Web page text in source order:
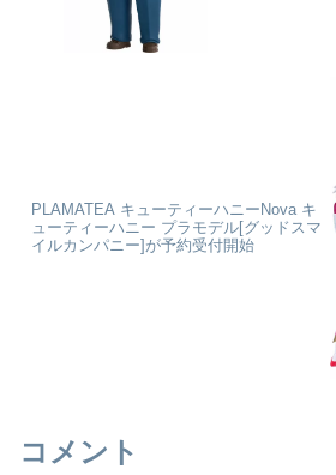
PLAMATEA キューティーハニーNova キ
ューティーハニー プラモデル[グッドスマ
イルカンパニー]が予約受付開始
コメント